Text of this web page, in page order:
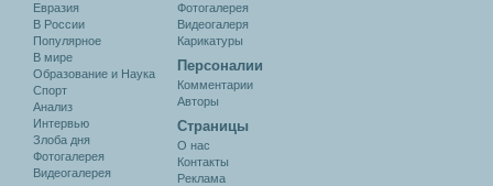
Евразия
В России
Популярное
В мире
Образование и Наука
Спорт
Анализ
Интервью
Злоба дня
Фотогалерея
Видеогалерея
Фотогалерея
Видеогалеря
Карикатуры
Персоналии
Комментарии
Авторы
Cтраницы
О нас
Контакты
Реклама